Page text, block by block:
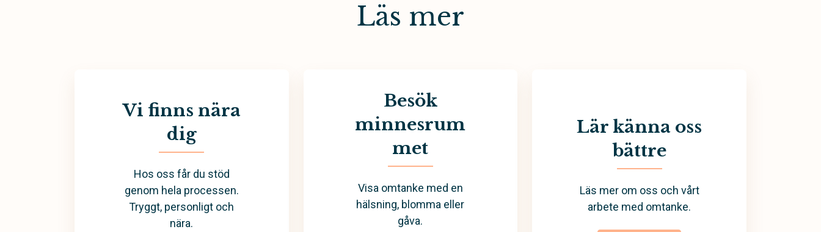
Läs mer
Vi finns nära
dig
Hos oss får du stöd
genom hela processen.
Tryggt, personligt och
nära.
Besök
minnesrum
met
Visa omtanke med en
hälsning, blomma eller
gåva.
Lär känna oss
bättre
Läs mer om oss och vårt
arbete med omtanke.